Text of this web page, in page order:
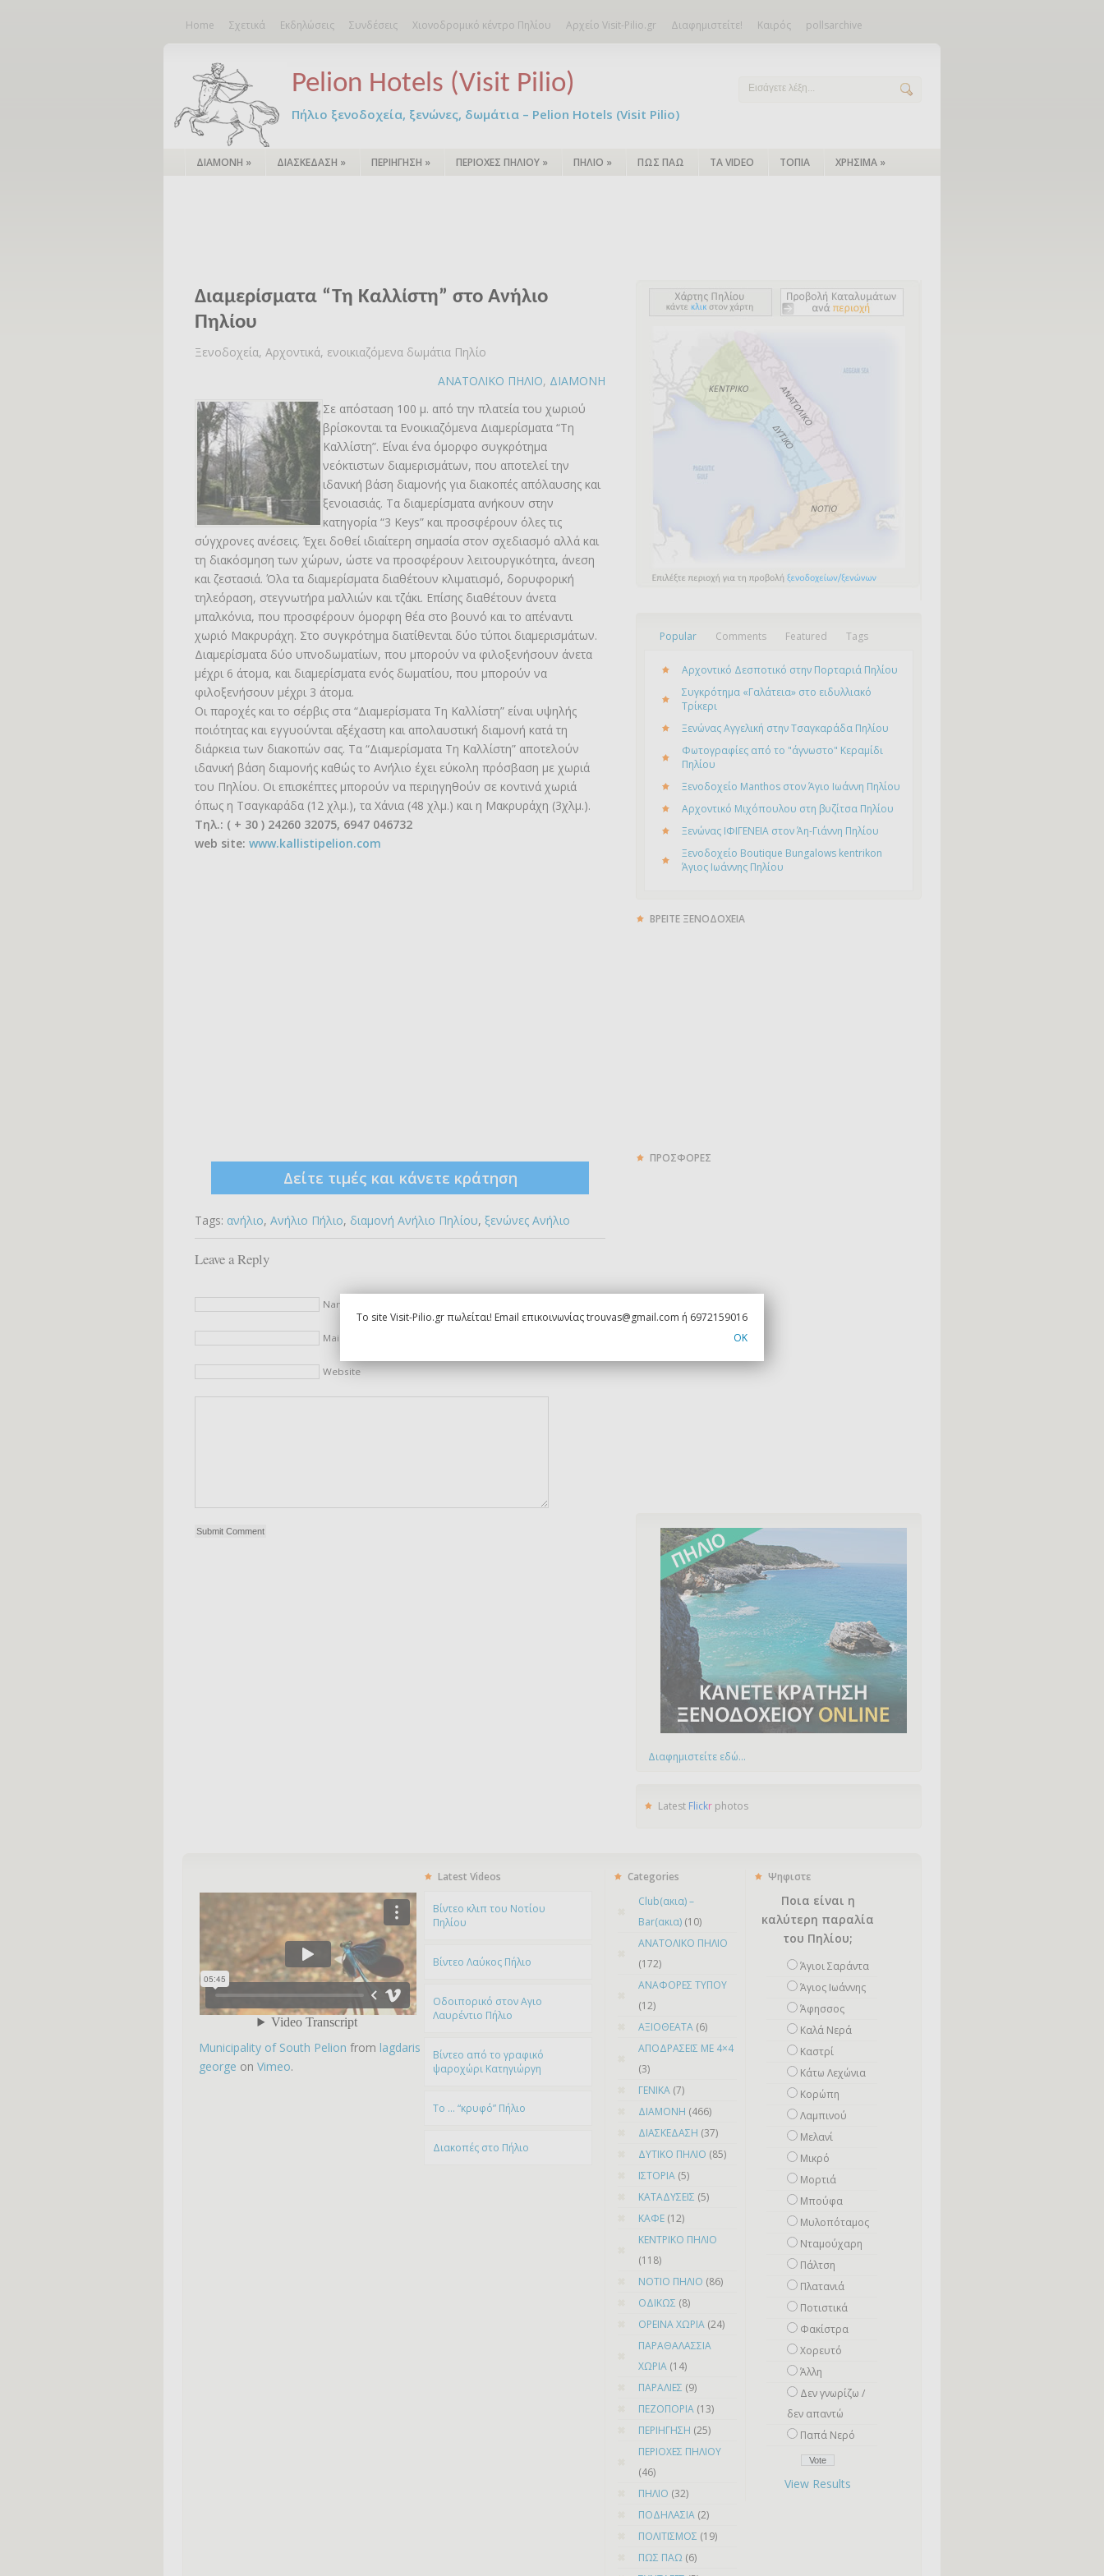
Home Σχετικά Εκδηλώσεις Συνδέσεις Χιονοδρομικό κέντρο Πηλίου Αρχείο Visit-Pilio.gr Διαφημιστείτε! Καιρός pollsarchive
Pelion Hotels (Visit Pilio)
Πήλιο ξενοδοχεία, ξενώνες, δωμάτια – Pelion Hotels (Visit Pilio)
ΔΙΑΜΟΝΗ » ΔΙΑΣΚΕΔΑΣΗ » ΠΕΡΙΗΓΗΣΗ » ΠΕΡΙΟΧΕΣ ΠΗΛΙΟΥ » ΠΗΛΙΟ » ΠΩΣ ΠΑΩ ΤΑ VIDEO ΤΟΠΙΑ ΧΡΗΣΙΜΑ »
Διαμερίσματα “Τη Καλλίστη” στο Ανήλιο
Πηλίου
Ξενοδοχεία, Αρχοντικά, ενοικιαζόμενα δωμάτια Πηλίο
ΑΝΑΤΟΛΙΚΟ ΠΗΛΙΟ, ΔΙΑΜΟΝΗ
Σε απόσταση 100 μ. από την πλατεία του χωριού
βρίσκονται τα Ενοικιαζόμενα Διαμερίσματα “Τη
Καλλίστη”. Είναι ένα όμορφο συγκρότημα
νεόκτιστων διαμερισμάτων, που αποτελεί την
ιδανική βάση διαμονής για διακοπές απόλαυσης και
ξενοιασιάς. Τα διαμερίσματα ανήκουν στην
κατηγορία “3 Keys” και προσφέρουν όλες τις
σύγχρονες ανέσεις. Έχει δοθεί ιδιαίτερη σημασία στον σχεδιασμό αλλά και
τη διακόσμηση των χώρων, ώστε να προσφέρουν λειτουργικότητα, άνεση
και ζεστασιά. Όλα τα διαμερίσματα διαθέτουν κλιματισμό, δορυφορική
τηλεόραση, στεγνωτήρα μαλλιών και τζάκι. Επίσης διαθέτουν άνετα
μπαλκόνια, που προσφέρουν όμορφη θέα στο βουνό και το απέναντι
χωριό Μακρυράχη. Στο συγκρότημα διατίθενται δύο τύποι διαμερισμάτων.
Διαμερίσματα δύο υπνοδωματίων, που μπορούν να φιλοξενήσουν άνετα
μέχρι 6 άτομα, και διαμερίσματα ενός δωματίου, που μπορούν να
φιλοξενήσουν μέχρι 3 άτομα.
Οι παροχές και το σέρβις στα “Διαμερίσματα Τη Καλλίστη” είναι υψηλής
ποιότητας και εγγυούνται αξέχαστη και απολαυστική διαμονή κατά τη
διάρκεια των διακοπών σας. Τα “Διαμερίσματα Τη Καλλίστη” αποτελούν
ιδανική βάση διαμονής καθώς το Ανήλιο έχει εύκολη πρόσβαση με χωριά
του Πηλίου. Οι επισκέπτες μπορούν να περιηγηθούν σε κοντινά χωριά
όπως η Τσαγκαράδα (12 χλμ.), τα Χάνια (48 χλμ.) και η Μακρυράχη (3χλμ.).
Τηλ.: ( + 30 ) 24260 32075, 6947 046732
web site: www.kallistipelion.com
Δείτε τιμές και κάνετε κράτηση
Tags: ανήλιο, Ανήλιο Πήλιο, διαμονή Ανήλιο Πηλίου, ξενώνες Ανήλιο
Leave a Reply
Name (required)
Mail (will not be published) (required)
Website
Popular Comments Featured Tags
Αρχοντικό Δεσποτικό στην Πορταριά Πηλίου
Συγκρότημα «Γαλάτεια» στο ειδυλλιακό
Τρίκερι
Ξενώνας Αγγελική στην Τσαγκαράδα Πηλίου
Φωτογραφίες από το "άγνωστο" Κεραμίδι
Πηλίου
Ξενοδοχείο Manthos στον Άγιο Ιωάννη Πηλίου
Αρχοντικό Μιχόπουλου στη βυζίτσα Πηλίου
Ξενώνας ΙΦΙΓΕΝΕΙΑ στον Άη-Γιάννη Πηλίου
Ξενοδοχείο Boutique Bungalows kentrikon
Άγιος Ιωάννης Πηλίου
ΒΡΕΙΤΕ ΞΕΝΟΔΟΧΕΙΑ
ΠΡΟΣΦΟΡΕΣ
Διαφημιστείτε εδώ...
Latest Flickr photos
Municipality of South Pelion from lagdaris
george on Vimeo.
Latest Videos
Bίντεο κλιπ του Νοτίου
Πηλίου
Βίντεο Λαύκος Πήλιο
Οδοιπορικό στον Αγιο
Λαυρέντιο Πήλιο
Βίντεο από το γραφικό
ψαροχώρι Kατηγιώργη
To … “κρυφό” Πήλιο
Διακοπές στο Πήλιο
Categories
Club(ακια) –
Bar(ακια) (10)
ΑΝΑΤΟΛΙΚΟ ΠΗΛΙΟ
(172)
ΑΝΑΦΟΡΕΣ ΤΥΠΟΥ
(12)
ΑΞΙΟΘΕΑΤΑ (6)
ΑΠΟΔΡΑΣΕΙΣ ΜΕ 4×4
(3)
ΓΕΝΙΚΑ (7)
ΔΙΑΜΟΝΗ (466)
ΔΙΑΣΚΕΔΑΣΗ (37)
ΔΥΤΙΚΟ ΠΗΛΙΟ (85)
ΙΣΤΟΡΙΑ (5)
ΚΑΤΑΔΥΣΕΙΣ (5)
ΚΑΦΕ (12)
ΚΕΝΤΡΙΚΟ ΠΗΛΙΟ
(118)
ΝΟΤΙΟ ΠΗΛΙΟ (86)
ΟΔΙΚΩΣ (8)
ΟΡΕΙΝΑ ΧΩΡΙΑ (24)
ΠΑΡΑΘΑΛΑΣΣΙΑ
ΧΩΡΙΑ (14)
ΠΑΡΑΛΙΕΣ (9)
ΠΕΖΟΠΟΡΙΑ (13)
ΠΕΡΙΗΓΗΣΗ (25)
ΠΕΡΙΟΧΕΣ ΠΗΛΙΟΥ
(46)
ΠΗΛΙΟ (32)
ΠΟΔΗΛΑΣΙΑ (2)
ΠΟΛΙΤΙΣΜΟΣ (19)
ΠΩΣ ΠΑΩ (6)
Ψηφιστε
Ποια είναι η
καλύτερη παραλία
του Πηλίου;
Άγιοι Σαράντα
Άγιος Ιωάννης
Άφησσος
Καλά Νερά
Καστρί
Κάτω Λεχώνια
Κορώπη
Λαμπινού
Μελανί
Μικρό
Mορτιά
Μπούφα
Μυλοπόταμος
Νταμούχαρη
Πάλτση
Πλατανιά
Ποτιστικά
Φακίστρα
Χορευτό
Άλλη
Δεν γνωρίζω /
δεν απαντώ
Παπά Νερό
View Results
To site Visit-Pilio.gr πωλείται! Email επικοινωνίας trouvas@gmail.com ή 6972159016
OK